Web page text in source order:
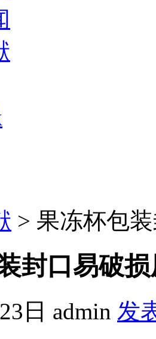
> 果冻杯包
封口易破
日 admin 发